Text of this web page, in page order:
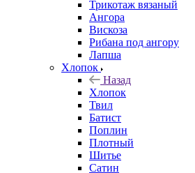
Трикотаж вязаный
Ангора
Вискоза
Рибана под ангору
Лапша
Хлопок
Назад
Хлопок
Твил
Батист
Поплин
Плотный
Шитье
Сатин